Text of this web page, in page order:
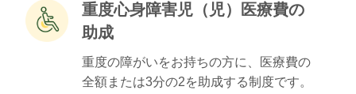
重度心身障害児（児）医療費の
助成
重度の障がいをお持ちの方に、医療費の
全額または3分の2を助成する制度です。